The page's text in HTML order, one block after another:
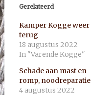
Gerelateerd
Kamper Kogge weer
terug
18 augustus 2022
In "Varende Kogge"
Schade aan mast en
romp, noodreparatie
4 augustus 2022